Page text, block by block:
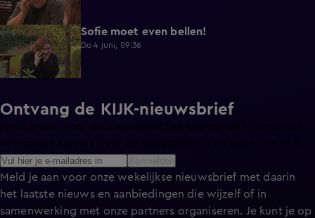
1:13 Sofie moet even bellen!
Do 4 juni, 09:36
Ontvang de KIJK-nieuwsbrief
Meld je aan voor onze wekelijkse nieuwsbrief met daarin
het laatste nieuws en aanbiedingen die wijzelf of in
samenwerking met onze partners organiseren. Je kunt je op